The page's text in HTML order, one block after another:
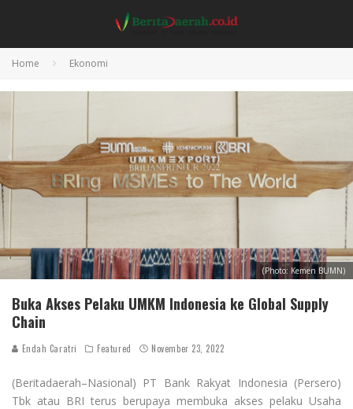
Home Ekonomi
(Photo: Kemen BUMN)
Buka Akses Pelaku UMKM Indonesia ke Global Supply
Chain
Endah Caratri Featured November 23, 2022
(Beritadaerah–Nasional) PT Bank Rakyat Indonesia (Persero)
Tbk atau BRI terus berupaya membuka akses pelaku Usaha